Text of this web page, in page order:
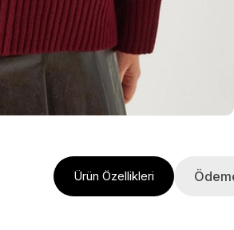
Ürün Özellikleri